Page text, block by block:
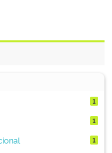
1
1
1